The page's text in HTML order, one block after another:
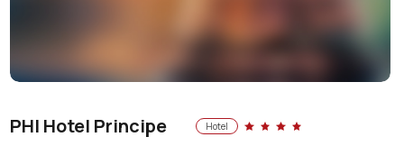
PHI Hotel Principe Hotel